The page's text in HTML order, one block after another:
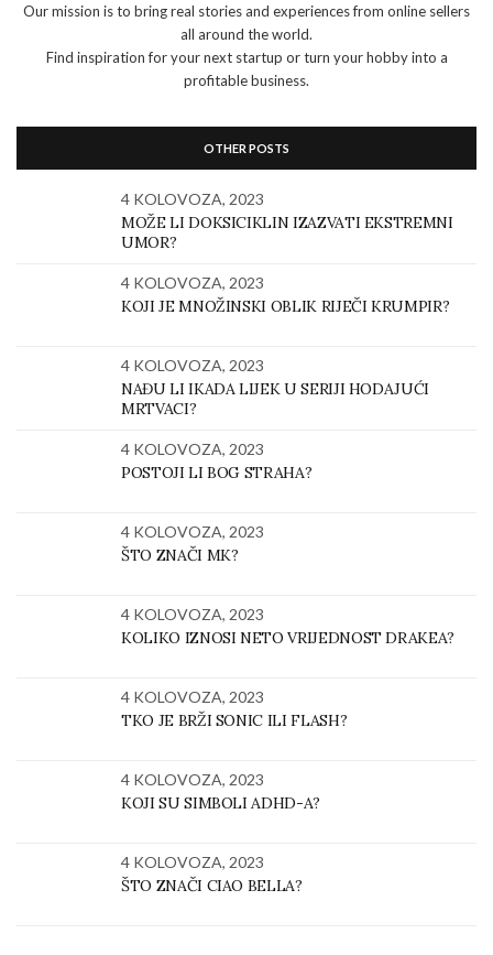
Our mission is to bring real stories and experiences from online sellers
all around the world.
Find inspiration for your next startup or turn your hobby into a
profitable business.
OTHER POSTS
4 KOLOVOZA, 2023
MOŽE LI DOKSICIKLIN IZAZVATI EKSTREMNI
UMOR?
4 KOLOVOZA, 2023
KOJI JE MNOŽINSKI OBLIK RIJEČI KRUMPIR?
4 KOLOVOZA, 2023
NAĐU LI IKADA LIJEK U SERIJI HODAJUĆI
MRTVACI?
4 KOLOVOZA, 2023
POSTOJI LI BOG STRAHA?
4 KOLOVOZA, 2023
ŠTO ZNAČI MK?
4 KOLOVOZA, 2023
KOLIKO IZNOSI NETO VRIJEDNOST DRAKEA?
4 KOLOVOZA, 2023
TKO JE BRŽI SONIC ILI FLASH?
4 KOLOVOZA, 2023
KOJI SU SIMBOLI ADHD-A?
4 KOLOVOZA, 2023
ŠTO ZNAČI CIAO BELLA?